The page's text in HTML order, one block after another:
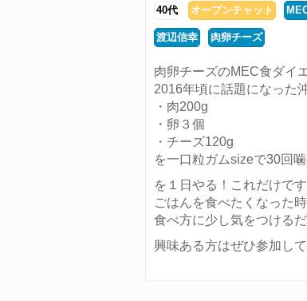
40代 オープンチャット
渡辺信幸 肉卵チーズ
肉卵チーズのMEC食ダイ
2016年頃に話題になった
・肉200g
・卵３個
・チーズ120g
を一口粒ガムsizeで30回
を１日やる！これだけです
ごはんを食べたくなった
食べ方に少し気をつける
興味ある方はぜひ参加して